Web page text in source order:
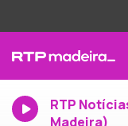
RTP
Madeira)